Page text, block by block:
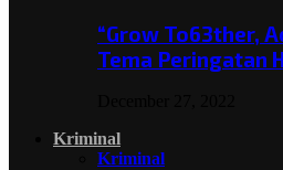
“Grow To63ther,
Tema Peringatan
Kriminal
Kriminal